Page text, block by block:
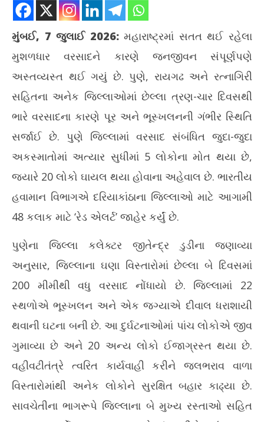
NOW VIEWING
મહારાષ્ટ્રમાં અવકાશી આફત: મુંબઈ-પુણેમાં ભારે વરસાદને પગલે
જનજીવનને અસર, પુણેમાં પાંચના મોત
July
7,
2026
મુંબઈ, 7 જુલાઈ 2026:મહારાષ્ટ્રમાં સતત થઈ રહેલા
મુશળધાર વરસાદને કારણે જનજીવન સંપૂર્ણપણે
અસ્તવ્યસ્ત થઈ ગયું છે. પુણે, રાયગઢ અને રત્નાગિરી
સહિતના અનેક જિલ્લાઓમાં છેલ્લા ત્રણ-ચાર દિવસથી
ભારે વરસાદના કારણે પૂર અને ભૂસ્ખલનની ગંભીર સ્થિતિ
સર્જાઈ છે. પુણે જિલ્લામાં વરસાદ સંબંધિત જુદા-જુદા
અકસ્માતોમાં અત્યાર સુધીમાં 5 લોકોના મોત થયા છે,
જ્યારે 20 લોકો ઘાયલ થયા હોવાના અહેવાલ છે. ભારતીય
હવામાન વિભાગએ દરિયાકાંઠાના જિલ્લાઓ માટે આગામી
48 કલાક માટે ‘રેડ એલર્ટ’ જાહેર કર્યું છે.
પુણેના જિલ્લા કલેક્ટર જીતેન્દ્ર ડુડીના જણાવ્યા
અનુસાર, જિલ્લાના ઘણા વિસ્તારોમાં છેલ્લા બે દિવસમાં
200 મીમીથી વધુ વરસાદ નોંધાયો છે. જિલ્લામાં 22
સ્થળોએ ભૂસ્ખલન અને એક જગ્યાએ દીવાલ ધરાશાયી
થવાની ઘટના બની છે. આ દુર્ઘટનાઓમાં પાંચ લોકોએ જીવ
ગુમાવ્યા છે અને 20 અન્ય લોકો ઈજાગ્રસ્ત થયા છે.
વહીવટીતંત્રે ત્વરિત કાર્યવાહી કરીને જલભરાવ વાળા
વિસ્તારોમાંથી અનેક લોકોને સુરક્ષિત બહાર કાઢ્યા છે.
સાવચેતીના ભાગરૂપે જિલ્લાના બે મુખ્ય રસ્તાઓ સહિત